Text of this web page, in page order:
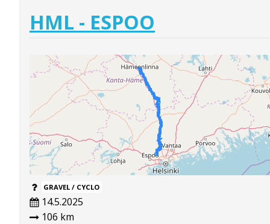
HML - ESPOO
GRAVEL / CYCLO
14.5.2025
106 km